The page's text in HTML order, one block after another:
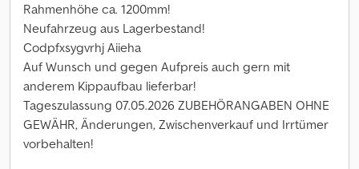
Rahmenhöhe ca. 1200mm!
Neufahrzeug aus Lagerbestand!
Codpfxsygvrhj Aiieha
Auf Wunsch und gegen Aufpreis auch gern mit
anderem Kippaufbau lieferbar!
Tageszulassung 07.05.2026 ZUBEHÖRANGABEN OHNE
GEWÄHR, Änderungen, Zwischenverkauf und Irrtümer
vorbehalten!